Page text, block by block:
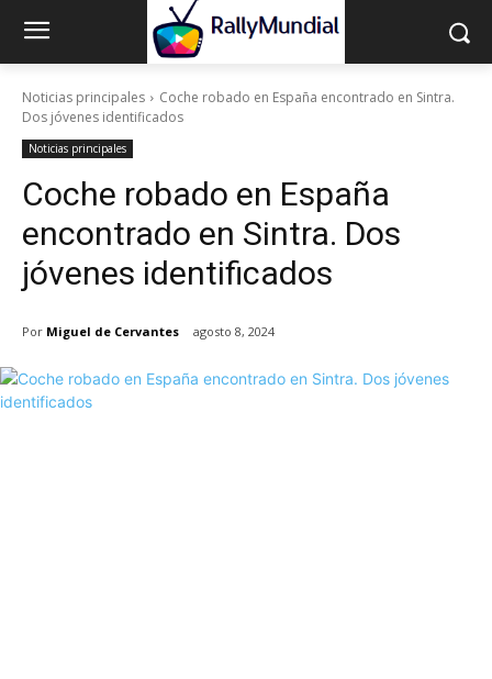
Noticias principales
Coche robado en España encontrado en Sintra.
Dos jóvenes identificados
Noticias principales
Coche robado en España
encontrado en Sintra. Dos
jóvenes identificados
Por Miguel de Cervantes agosto 8, 2024